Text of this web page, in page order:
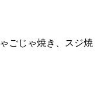
ごじゃ焼き、スジ焼